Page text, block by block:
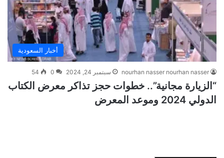
أخبار السعودية
nourhan nasser nourhan nasser سبتمبر 24, 2024 0
54
“الزيارة مجانية”.. خطوات حجز تذاكر معرض الكتاب
الدولي 2024 وموعد المعرض